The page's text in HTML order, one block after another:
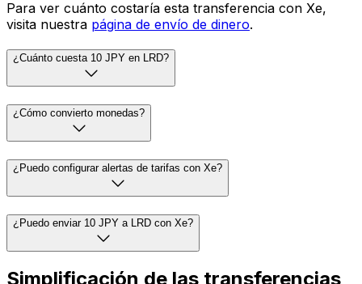
Para ver cuánto costaría esta transferencia con Xe,
visita nuestra página de envío de dinero.
¿Cuánto cuesta 10 JPY en LRD?
¿Cómo convierto monedas?
¿Puedo configurar alertas de tarifas con Xe?
¿Puedo enviar 10 JPY a LRD con Xe?
Simplificación de las transferencias